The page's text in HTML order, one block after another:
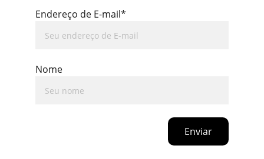
Endereço de E-mail*
Nome
Enviar